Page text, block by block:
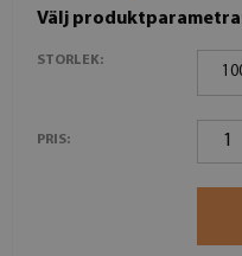
Välj
STORLEK:
PRIS: